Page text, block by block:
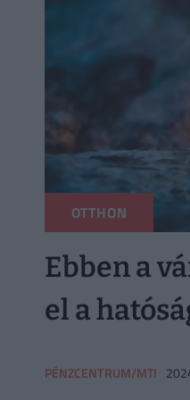
OTTHON
Ebben a
el a
PÉNZCENTRUM/MTI